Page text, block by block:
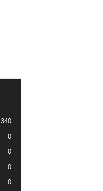
340
0
0
0
0